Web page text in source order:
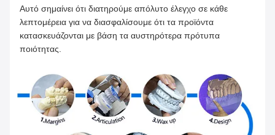
Αυτό σημαίνει ότι διατηρούμε απόλυτο έλεγχο σε κάθε
λεπτομέρεια για να διασφαλίσουμε ότι τα προϊόντα
κατασκευάζονται με βάση τα αυστηρότερα πρότυπα
ποιότητας.